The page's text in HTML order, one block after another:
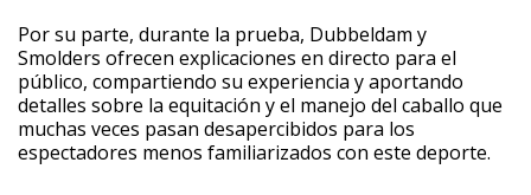
Por su parte, durante la prueba, Dubbeldam y
Smolders ofrecen explicaciones en directo para el
público, compartiendo su experiencia y aportando
detalles sobre la equitación y el manejo del caballo que
muchas veces pasan desapercibidos para los
espectadores menos familiarizados con este deporte.